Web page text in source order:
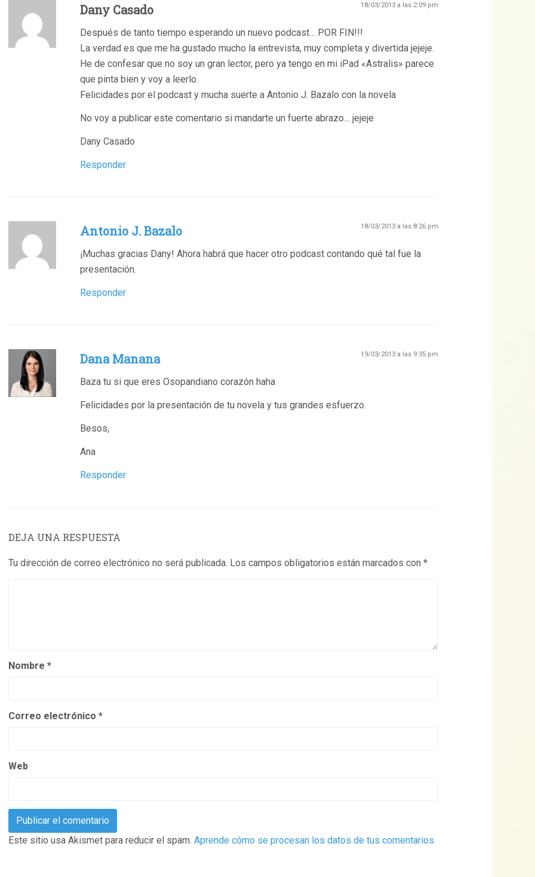
Dany Casado 18/03/2013 a las 2:09 pm
Después de tanto tiempo esperando un nuevo podcast… POR FIN!!!
La verdad es que me ha gustado mucho la entrevista, muy completa y divertida jejeje.
He de confesar que no soy un gran lector, pero ya tengo en mi iPad «Astralis» parece
que pinta bien y voy a leerlo.
Felicidades por el podcast y mucha suerte a Antonio J. Bazalo con la novela
No voy a publicar este comentario si mandarte un fuerte abrazo… jejeje
Dany Casado
Responder
Antonio J. Bazalo 18/03/2013 a las 8:26 pm
¡Muchas gracias Dany! Ahora habrá que hacer otro podcast contando qué tal fue la
presentación.
Responder
Dana Manana 19/03/2013 a las 9:35 pm
Baza tu si que eres Osopandiano corazón haha
Felicidades por la presentación de tu novela y tus grandes esfuerzo.
Besos,
Ana
Responder
DEJA UNA RESPUESTA
Tu dirección de correo electrónico no será publicada. Los campos obligatorios están marcados con *
Nombre *
Correo electrónico *
Web
Este sitio usa Akismet para reducir el spam. Aprende cómo se procesan los datos de tus comentarios.